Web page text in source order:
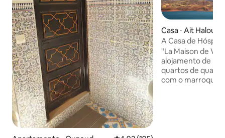
Casa ⋅ Ait
A Casa de
"La Maison de
alojamento de
quartos de
com o